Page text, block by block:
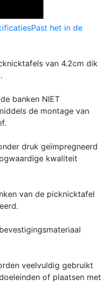
Past het in de
van 4.2cm dik
banken NIET
de montage van
druk geïmpregneerd
kwaliteit
van de picknicktafel
veelvuldig gebruikt
of plaatsen met